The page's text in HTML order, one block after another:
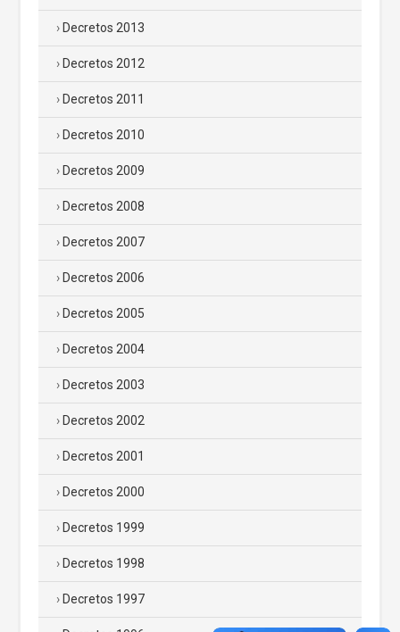
Decretos 2013
Decretos 2012
Decretos 2011
Decretos 2010
Decretos 2009
Decretos 2008
Decretos 2007
Decretos 2006
Decretos 2005
Decretos 2004
Decretos 2003
Decretos 2002
Decretos 2001
Decretos 2000
Decretos 1999
Decretos 1998
Decretos 1997